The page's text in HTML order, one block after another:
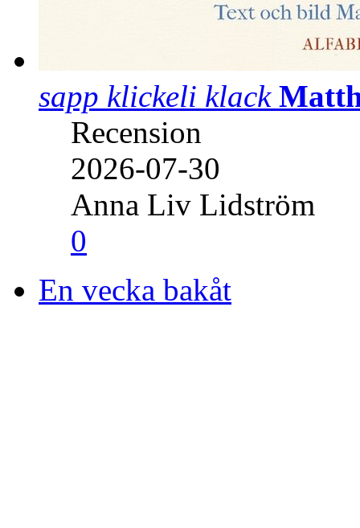
sapp klickeli klack
Recension
2026-07-30
Anna Liv Lidström
0
En vecka bakåt